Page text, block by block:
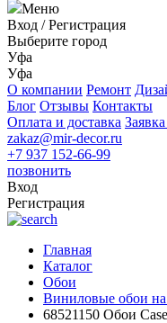
Меню
Вход /Регистрация
Выберите город
Уфа
Уфа
О компании Ремонт
Блог Отзывы Контакты
Оплата и доставка
zakaz@mir-decor.ru
+7 937 152-66-99
позвонить
Вход
Регистрация
Главная
Каталог
Обои
Виниловые обои
68521150 Обои